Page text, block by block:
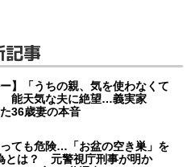
記事
ー】「うちの親、気を使わなくて
能天気な夫に絶望…義実家
36歳妻の本音
ても危険…「お盆の空き巣」を
とは？ 元警視庁刑事が明か